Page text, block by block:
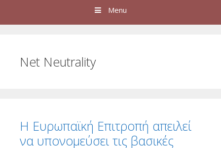
Menu
Net Neutrality
Η Ευρωπαϊκή Επιτροπή απειλεί
να υπονομεύσει τις βασικές